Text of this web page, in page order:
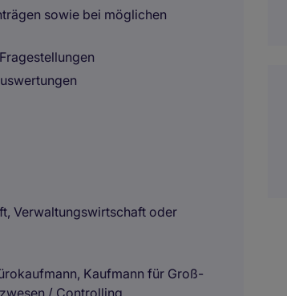
sowie bei möglichen
Verwaltungswirtschaft oder
Kaufmann für Groß-
/ Controlling